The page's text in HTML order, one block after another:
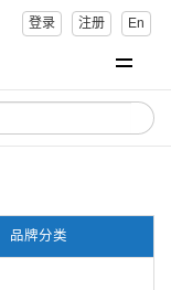
登录 注册 En
品牌分类